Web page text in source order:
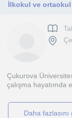
Çukurova
çalışma hayatımda
daha